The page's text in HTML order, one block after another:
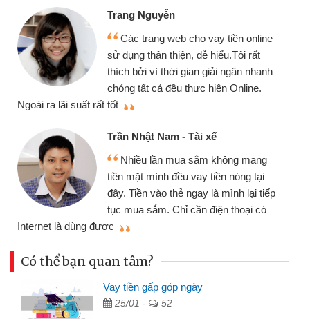
Trang Nguyễn
Các trang web cho vay tiền online
sử dụng thân thiện, dễ hiểu.Tôi rất
thích bởi vì thời gian giải ngân nhanh
chóng tất cả đều thực hiện Online.
Ngoài ra lãi suất rất tốt
Trần Nhật Nam - Tài xế
Nhiều lần mua sắm không mang
tiền mặt mình đều vay tiền nóng tại
đây. Tiền vào thẻ ngay là mình lại tiếp
tục mua sắm. Chỉ cần điện thoại có
Internet là dùng được
Có thể bạn quan tâm?
Vay tiền gấp góp ngày
25/01 - 52